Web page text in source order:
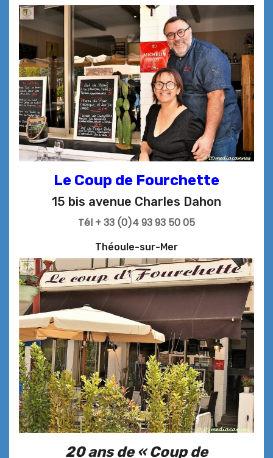
Le Coup de Fourchette
15 bis avenue Charles Dahon
Tél + 33 (0)4 93 93 50 05
Théoule-sur-Mer
20 ans de « Coup de